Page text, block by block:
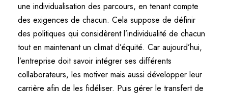
une individualisation des parcours, en tenant compte
des exigences de chacun. Cela suppose de définir
des politiques qui considèrent l’individualité de chacun
tout en maintenant un climat d’équité. Car aujourd’hui,
l’entreprise doit savoir intégrer ses différents
collaborateurs, les motiver mais aussi développer leur
carrière afin de les fidéliser. Puis gérer le transfert de